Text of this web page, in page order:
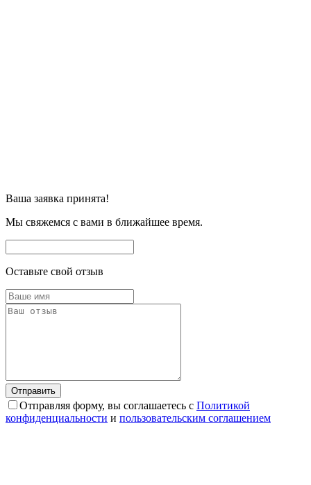
Ваша заявка принята!
Мы свяжемся с вами в ближайшее время.
Оставьте свой отзыв
Отправляя форму, вы соглашаетесь с Политикой
конфиденциальности и пользовательским соглашением